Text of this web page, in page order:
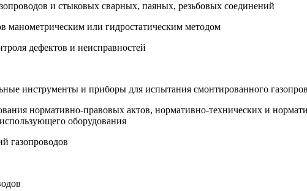
и стыковых сварных, паяных, резьбовых соединений
манометрическим или гидростатическим методом
дефектов и неисправностей
инструменты и приборы для испытания смонтированного
нормативно-правовых актов, нормативно-технических и
оборудования
газопроводов